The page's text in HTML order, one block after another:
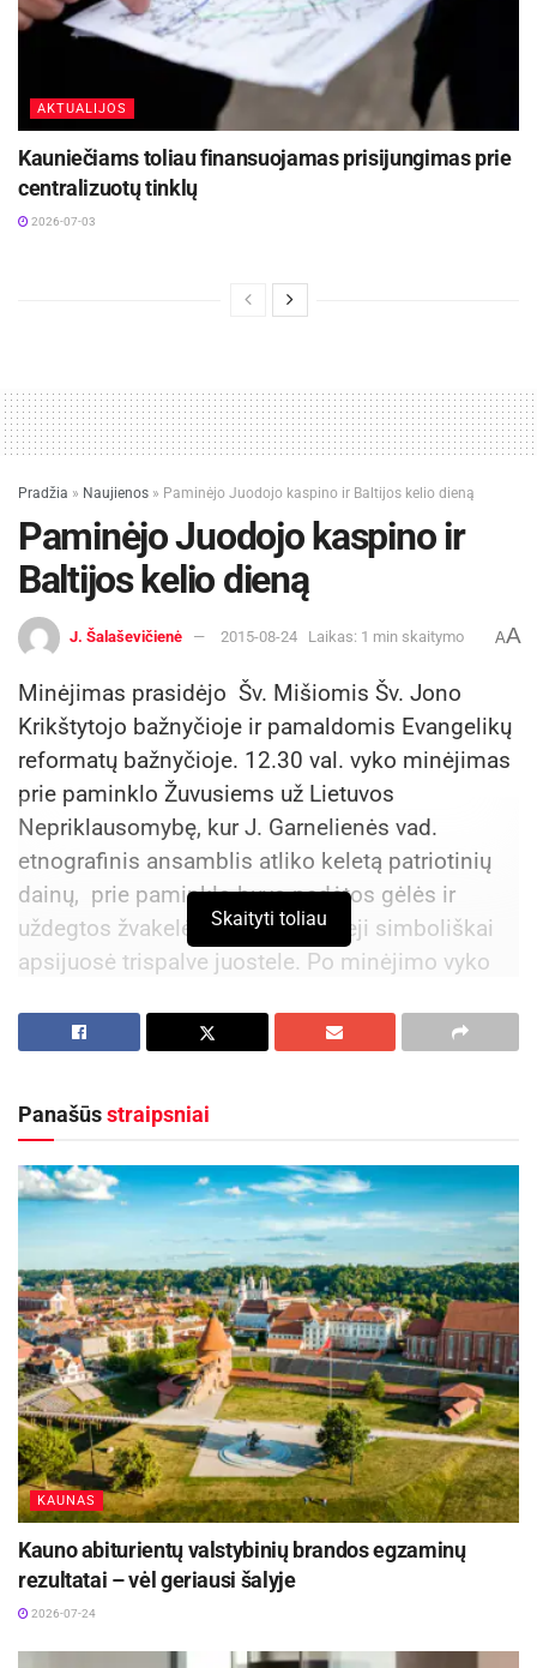
AKTUALIJOS
Kauniečiams toliau finansuojamas prisijungimas prie
centralizuotų tinklų
2026-07-03
Pradžia » Naujienos » Paminėjo Juodojo kaspino ir Baltijos kelio dieną
Paminėjo Juodojo kaspino ir
Baltijos kelio dieną
J. Šalaševičienė 2015-08-24 Laikas: 1 min skaitymo AA
Minėjimas prasidėjo Šv. Mišiomis Šv. Jono
Krikštytojo bažnyčioje ir pamaldomis Evangelikų
reformatų bažnyčioje. 12.30 val. vyko minėjimas
prie paminklo Žuvusiems už Lietuvos
Nepriklausomybę, kur J. Garnelienės vad.
etnografinis ansamblis atliko keletą patriotinių
dainų, prie paminklo buvo padėtos gėlės ir
uždegtos žvakelės, o susirinkusieji simboliškai
apsijuosė trispalve juostele. Po minėjimo vyko
peržiūra.
informacija
Aktualios naujienos
DHL perka „Venipak“ grupę: stiprins pozicijas
Baltijos šalyse
2026-07-28
Europos Sąjungos sankcijos „Mere“ tinklo
savininkams: ekonominio saugumo ir solidarumo
su Ukraina užtikrinimas
2026-07-25
Skaityti toliau
Panašūsstraipsniai
KAUNAS
Kauno abiturientų valstybinių brandos egzaminų
rezultatai – vėl geriausi šalyje
2026-07-24